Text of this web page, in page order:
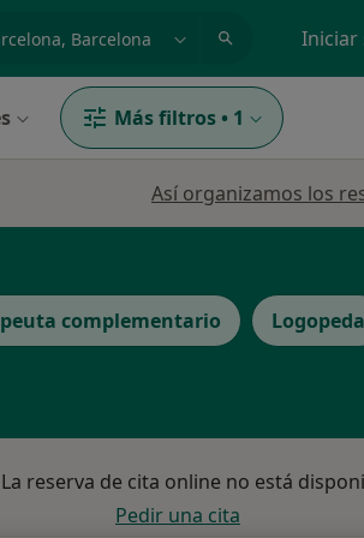
Iniciar
Más filtros • 1
Así organizamos los
complementario Logopeda
La reserva de cita online no está
Pedir una cita